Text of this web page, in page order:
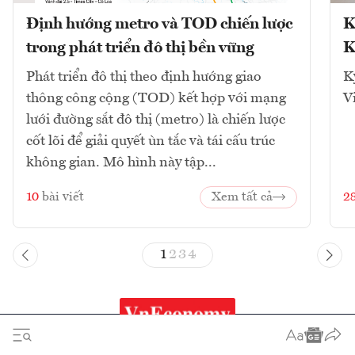
Định hướng metro và TOD chiến lược
trong phát triển đô thị bền vững
Phát triển đô thị theo định hướng giao
thông công cộng (TOD) kết hợp với mạng
lưới đường sắt đô thị (metro) là chiến lược
cốt lõi để giải quyết ùn tắc và tái cấu trúc
không gian. Mô hình này tập...
10 bài viết Xem tất cả
1 23 4